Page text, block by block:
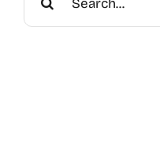
Nederlands
for: